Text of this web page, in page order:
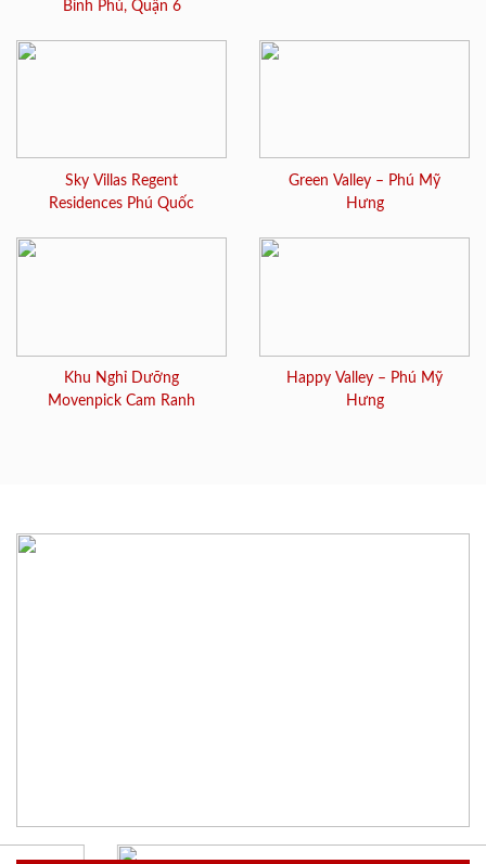
Bình Phú, Quận 6
Sky Villas Regent
Residences Phú Quốc
Green Valley – Phú Mỹ
Hưng
Khu Nghỉ Dưỡng
Movenpick Cam Ranh
Happy Valley – Phú Mỹ
Hưng